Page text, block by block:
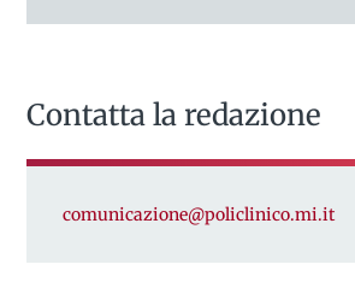
Contatta la redazione
comunicazione@policlinico.mi.it